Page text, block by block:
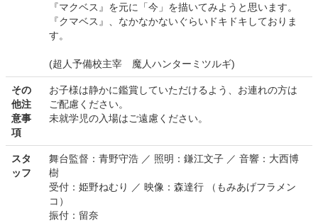
『マクベス』を元に「今」を描いてみようと思います。
『クマベス』、なかなかないぐらいドキドキしておりま
す。
(超人予備校主宰 魔人ハンターミツルギ)
その
他注
意事
項
お子様は静かに鑑賞していただけるよう、お連れの方は
ご配慮ください。
未就学児の入場はご遠慮ください。
スタ
ッフ
舞台監督：青野守浩 ／ 照明：鎌江文子 ／ 音響：大西博
樹
受付：姫野ねむり ／ 映像：森達行 （もみあげフラメン
コ）
振付：留奈